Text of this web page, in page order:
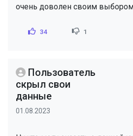
очень доволен своим
34 1
Пользователь
скрыл свои
данные
01.08.2023